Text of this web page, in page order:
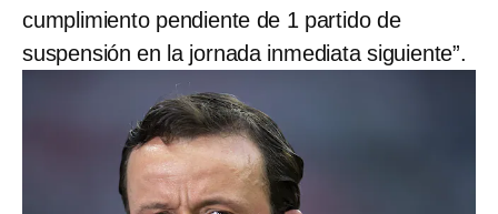
cumplimiento pendiente de 1 partido de
suspensión en la jornada inmediata siguiente”.